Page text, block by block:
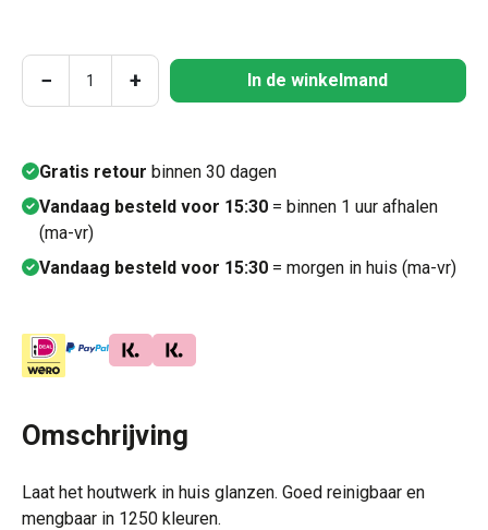
Producthoeveelheid: Voer de gewenste
− + In de winkelmand
Gratis retour binnen 30 dagen
Vandaag besteld voor 15:30 = binnen 1 uur afhalen
(ma-vr)
Vandaag besteld voor 15:30 = morgen in huis (ma-vr)
Omschrijving
Laat het houtwerk in huis glanzen. Goed reinigbaar en
mengbaar in 1250 kleuren.